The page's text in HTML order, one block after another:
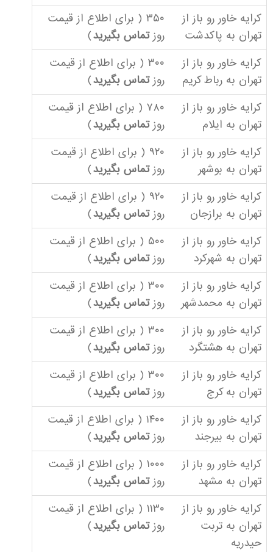
کرایه خاور رو باز از
تهران به پاکدشت
۳۵۰ ( برای اطلاع از قیمت
روزتماس بگیرید)
کرایه خاور رو باز از
تهران به رباط کریم
۳۰۰ ( برای اطلاع از قیمت
روزتماس بگیرید)
کرایه خاور رو باز از
تهران به ایلام
۷۸۰ ( برای اطلاع از قیمت
روزتماس بگیرید)
کرایه خاور رو باز از
تهران به بوشهر
۹۲۰ ( برای اطلاع از قیمت
روزتماس بگیرید)
کرایه خاور رو باز از
تهران به برازجان
۹۲۰ ( برای اطلاع از قیمت
روزتماس بگیرید)
کرایه خاور رو باز از
تهران به شهرکرد
۵۰۰ ( برای اطلاع از قیمت
روزتماس بگیرید)
کرایه خاور رو باز از
تهران به محمدشهر
۳۰۰ ( برای اطلاع از قیمت
روزتماس بگیرید)
کرایه خاور رو باز از
تهران به هشتگرد
۳۰۰ ( برای اطلاع از قیمت
روزتماس بگیرید)
کرایه خاور رو باز از
تهران به کرج
۳۰۰ ( برای اطلاع از قیمت
روزتماس بگیرید)
کرایه خاور رو باز از
تهران به بیرجند
۱۴۰۰ ( برای اطلاع از قیمت
روزتماس بگیرید)
کرایه خاور رو باز از
تهران به مشهد
۱۰۰۰ ( برای اطلاع از قیمت
روزتماس بگیرید)
کرایه خاور رو باز از
تهران به تربت
حیدریه
۱۱۳۰ ( برای اطلاع از قیمت
روزتماس بگیرید)